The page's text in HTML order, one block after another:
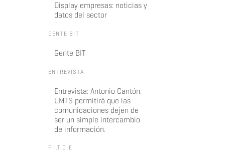
Display empresas: noticias y
datos del sector
GENTE BIT
Gente BIT
ENTREVISTA
Entrevista: Antonio Cantón.
UMTS permitirá que las
comunicaciones dejen de
ser un simple intercambio
de información.
F.I.T.C.E.